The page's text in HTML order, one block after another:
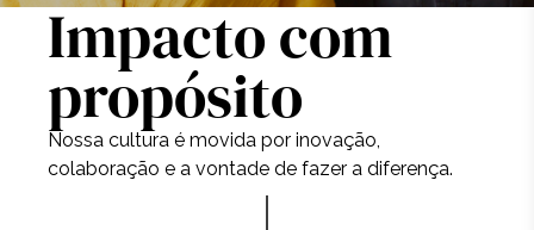
Impacto com
propósito
Nossa cultura é movida por inovação,
colaboração e a vontade de fazer a diferença.